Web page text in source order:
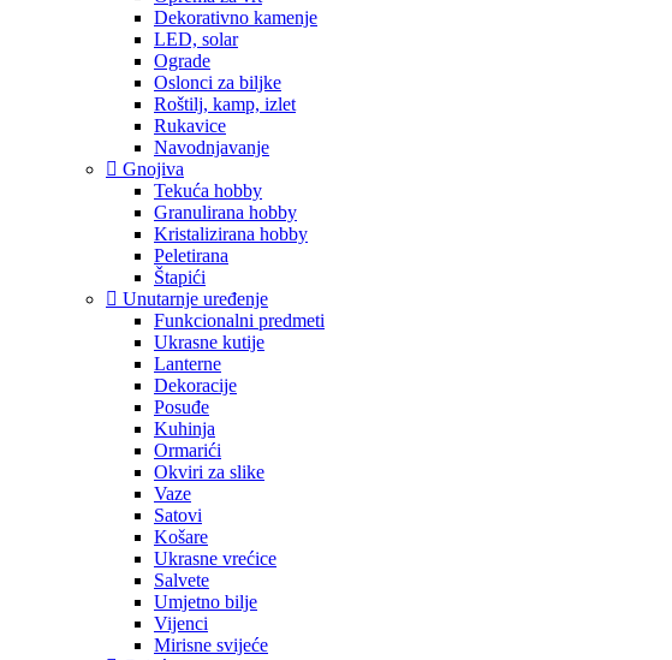
Dekorativno kamenje
LED, solar
Ograde
Oslonci za biljke
Roštilj, kamp, izlet
Rukavice
Navodnjavanje
Gnojiva
Tekuća hobby
Granulirana hobby
Kristalizirana hobby
Peletirana
Štapići
Unutarnje uređenje
Funkcionalni predmeti
Ukrasne kutije
Lanterne
Dekoracije
Posuđe
Kuhinja
Ormarići
Okviri za slike
Vaze
Satovi
Košare
Ukrasne vrećice
Salvete
Umjetno bilje
Vijenci
Mirisne svijeće